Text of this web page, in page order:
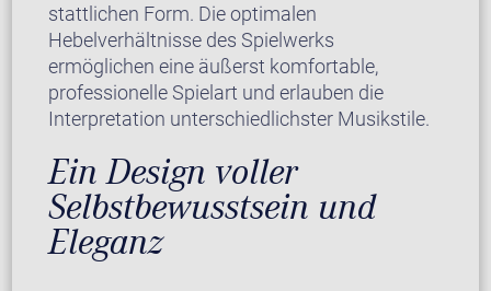
stattlichen Form. Die optimalen
Hebelverhältnisse des Spielwerks
ermöglichen eine äußerst komfortable,
professionelle Spielart und erlauben die
Interpretation unterschiedlichster Musikstile.
Ein Design voller
Selbstbewusstsein und
Eleganz